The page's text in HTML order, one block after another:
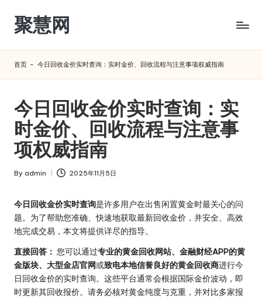
Skip
content
聚慧网
首页 - 今日回收金价实时查询：实时金价、回收流程与注意事项权威指南
今日回收金价实时查询：实
时金价、回收流程与注意事
项权威指南
Posted
By admin 2025年11月5日
今日回收金价实时查询是许多用户在出售闲置黄金时最关心的问
题。为了帮助您准确、快速地获取最新回收金价，并安全、高效
地完成交易，本文将提供详尽的指导。
直接回答： 您可以通过专业的黄金回收网站、金融财经APP的黄
金版块、大型金店官网或致电本地信誉良好的黄金回收商进行今
日回收金价的实时查询。这些平台通常会根据国际金价波动，即
时更新其回收报价。请务必核对黄金纯度与克重，并对比多家报